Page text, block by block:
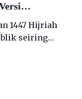
NU, dan
1447 Hijriah
seiring